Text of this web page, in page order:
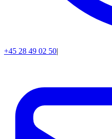
+45 28 49 02 50|